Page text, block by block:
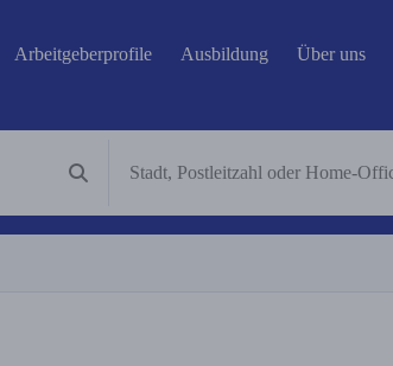
Arbeitgeberprofile Ausbildung Über uns